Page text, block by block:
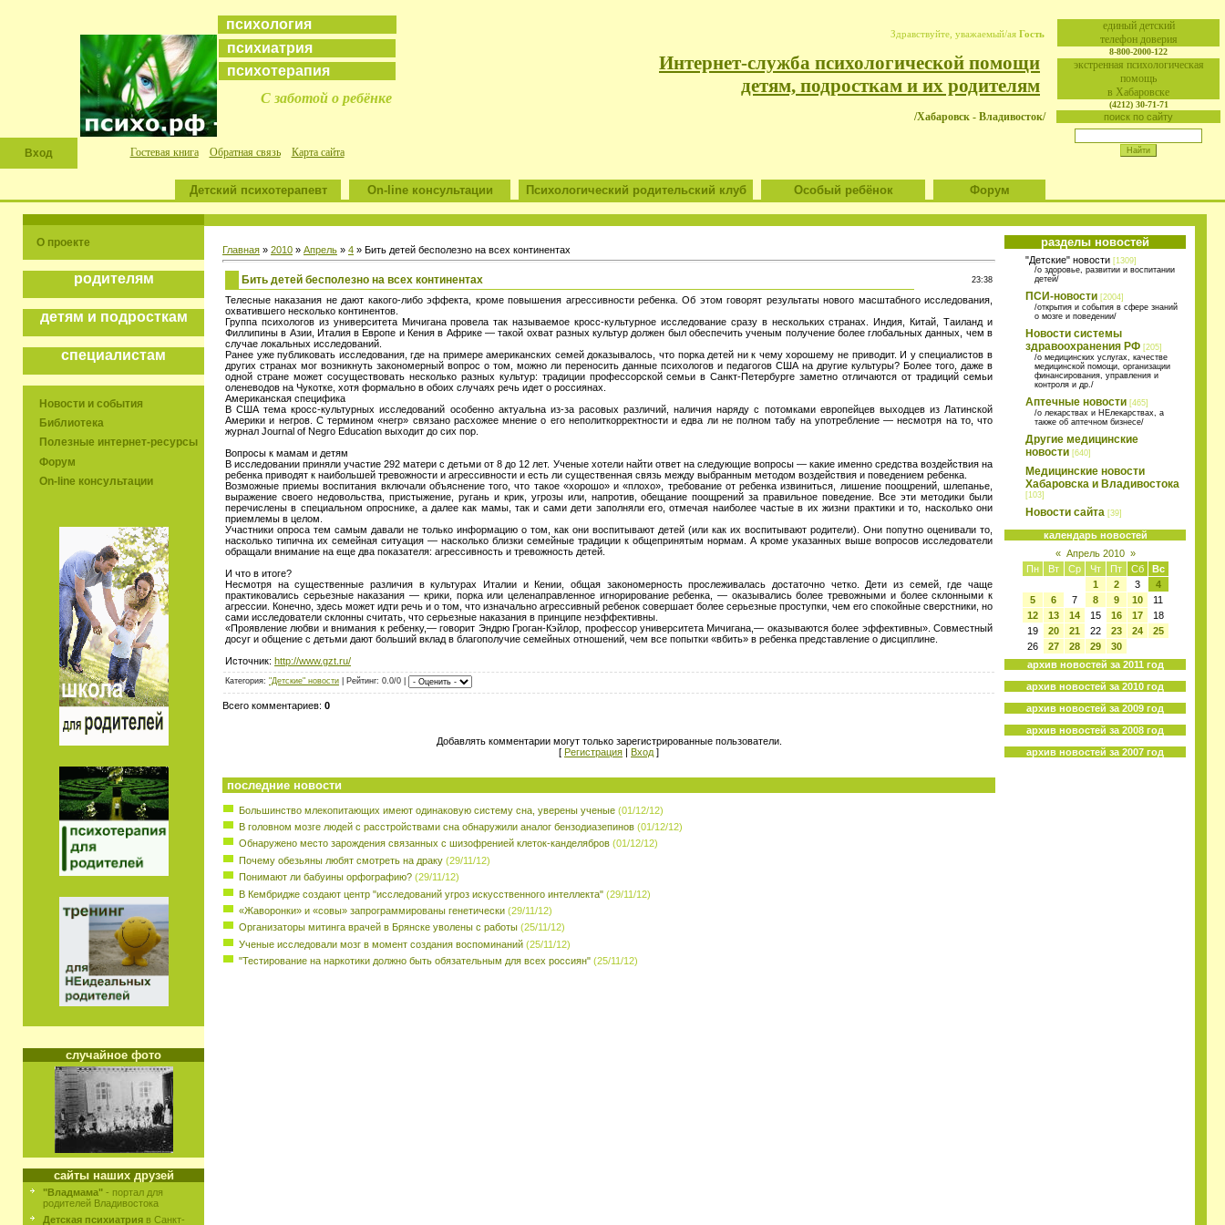
eдиный детский
телефон доверия
8-800-2000-122
экстренная психологическая
помощь
в Хабаровске
(4212) 30-71-71
поиск по сайту
психология
психиатрия
психотерапия
С заботой о ребёнке
Здравствуйте, уважаемый/ая Гость
Интернет-служба психологической помощи
детям, подросткам и их родителям
/Хабаровск - Владивосток/
Вход Гостевая книга Обратная связь Карта сайта
Детский психотерапевт On-line консультации Психологический родительский клуб Особый ребёнок Форум
О проекте
родителям
детям и подросткам
специалистам
Новости и события
Библиотека
Полезные интернет-ресурсы
Форум
On-line консультации
случайное фото
сайты наших друзей
"Владмама" - портал для
родителей Владивостока
Детская психиатрия в Санкт-
Главная » 2010 » Апрель » 4 » Бить детей бесполезно на всех континентах
Бить детей бесполезно на всех континентах 23:38
Телесные наказания не дают какого-либо эффекта, кроме повышения агрессивности ребенка. Об этом говорят результаты нового масштабного исследования,
охватившего несколько континентов.
Группа психологов из университета Мичигана провела так называемое кросс-культурное исследование сразу в нескольких странах. Индия, Китай, Таиланд и
Филлипины в Азии, Италия в Европе и Кения в Африке — такой охват разных культур должен был обеспечить ученым получение более глобальных данных, чем в
случае локальных исследований.
Ранее уже публиковать исследования, где на примере американских семей доказывалось, что порка детей ни к чему хорошему не приводит. И у специалистов в
других странах мог возникнуть закономерный вопрос о том, можно ли переносить данные психологов и педагогов США на другие культуры? Более того, даже в
одной стране может сосуществовать несколько разных культур: традиции профессорской семьи в Санкт-Петербурге заметно отличаются от традиций семьи
оленеводов на Чукотке, хотя формально в обоих случаях речь идет о россиянах.
Американская специфика
В США тема кросс-культурных исследований особенно актуальна из-за расовых различий, наличия наряду с потомками европейцев выходцев из Латинской
Америки и негров. С термином «негр» связано расхожее мнение о его неполиткорректности и едва ли не полном табу на употребление — несмотря на то, что
журнал Journal of Negro Education выходит до сих пор.
Вопросы к мамам и детям
В исследовании приняли участие 292 матери с детьми от 8 до 12 лет. Ученые хотели найти ответ на следующие вопросы — какие именно средства воздействия на
ребенка приводят к наибольшей тревожности и агрессивности и есть ли существенная связь между выбранным методом воздействия и поведением ребенка.
Возможные приемы воспитания включали объяснение того, что такое «хорошо» и «плохо», требование от ребенка извиниться, лишение поощрений, шлепанье,
выражение своего недовольства, пристыжение, ругань и крик, угрозы или, напротив, обещание поощрений за правильное поведение. Все эти методики были
перечислены в специальном опроснике, а далее как мамы, так и сами дети заполняли его, отмечая наиболее частые в их жизни практики и то, насколько они
приемлемы в целом.
Участники опроса тем самым давали не только информацию о том, как они воспитывают детей (или как их воспитывают родители). Они попутно оценивали то,
насколько типична их семейная ситуация — насколько близки семейные традиции к общепринятым нормам. А кроме указанных выше вопросов исследователи
обращали внимание на еще два показателя: агрессивность и тревожность детей.
И что в итоге?
Несмотря на существенные различия в культурах Италии и Кении, общая закономерность прослеживалась достаточно четко. Дети из семей, где чаще
практиковались серьезные наказания — крики, порка или целенаправленное игнорирование ребенка, — оказывались более тревожными и более склонными к
агрессии. Конечно, здесь может идти речь и о том, что изначально агрессивный ребенок совершает более серьезные проступки, чем его спокойные сверстники, но
сами исследователи склонны считать, что серьезные наказания в принципе неэффективны.
«Проявление любви и внимания к ребенку,— говорит Эндрю Гроган-Кэйлор, профессор университета Мичигана,— оказываются более эффективны». Совместный
досуг и общение с детьми дают больший вклад в благополучие семейных отношений, чем все попытки «вбить» в ребенка представление о дисциплине.
Источник: http://www.gzt.ru/
Категория: "Детские" новости | Рейтинг: 0.0/0 |
Всего комментариев: 0
Добавлять комментарии могут только зарегистрированные пользователи.
[ Регистрация | Вход ]
последние новости
Большинство млекопитающих имеют одинаковую систему сна, уверены ученые (01/12/12)
В головном мозге людей с расстройствами сна обнаружили аналог бензодиазепинов (01/12/12)
Обнаружено место зарождения связанных с шизофренией клеток-канделябров (01/12/12)
Почему обезьяны любят смотреть на драку (29/11/12)
Понимают ли бабуины орфографию? (29/11/12)
В Кембридже создают центр "исследований угроз искусственного интеллекта" (29/11/12)
«Жаворонки» и «совы» запрограммированы генетически (29/11/12)
Организаторы митинга врачей в Брянске уволены с работы (25/11/12)
Ученые исследовали мозг в момент создания воспоминаний (25/11/12)
"Тестирование на наркотики должно быть обязательным для всех россиян" (25/11/12)
разделы новостей
"Детские" новости [1309]
/о здоровье, развитии и воспитании
детей/
ПСИ-новости [2004]
/открытия и события в сфере знаний
о мозге и поведении/
Новости системы
здравоохранения РФ [205]
/о медицинских услугах, качестве
медицинской помощи, организации
финансирования, управления и
контроля и др./
Аптечные новости [465]
/о лекарствах и НЕлекарствах, а
также об аптечном бизнесе/
Другие медицинские
новости [640]
Медицинские новости
Хабаровска и Владивостока
[103]
Новости сайта [39]
календарь новостей
« Апрель 2010 »
Пн
Вт Ср Чт Пт Сб
Вс
1
2 3
4
5
6 7 8 9 10
11
12
13 14 15 16 17
18
19
20 21 22 23 24
25
26
27 28 29
30
архив новостей за 2011 год
архив новостей за 2010 год
архив новостей за 2009 год
архив новостей за 2008 год
архив новостей за 2007 год